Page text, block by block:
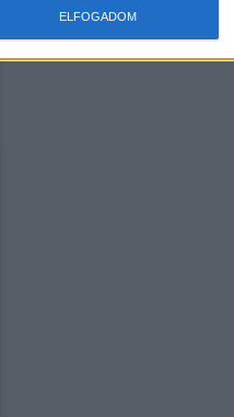
ELFOGADOM